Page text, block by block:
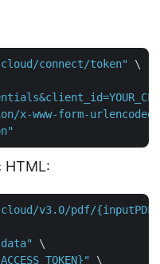
connect/token"
\
x-www-form-urlencoded"
HTML:
v3.0/pdf/{inputPDF}/
\
\